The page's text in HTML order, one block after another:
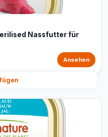
Nassfutter für
Ansehen